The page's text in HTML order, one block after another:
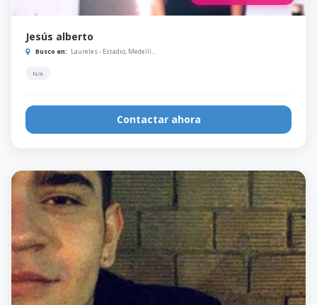
Jesús alberto
Busco en: Laureles - Estadio, Medellí...
N/A
Contactar ahora